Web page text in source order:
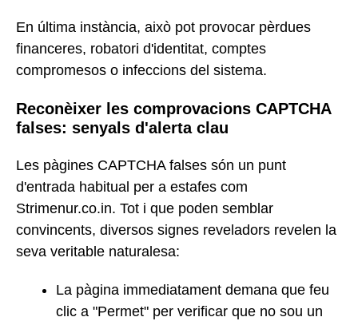
En última instància, això pot provocar pèrdues
financeres, robatori d'identitat, comptes
compromesos o infeccions del sistema.
Reconèixer les comprovacions CAPTCHA
falses: senyals d'alerta clau
Les pàgines CAPTCHA falses són un punt
d'entrada habitual per a estafes com
Strimenur.co.in. Tot i que poden semblar
convincents, diversos signes reveladors revelen la
seva veritable naturalesa:
La pàgina immediatament demana que feu
clic a "Permet" per verificar que no sou un